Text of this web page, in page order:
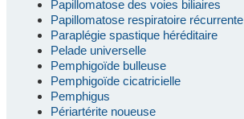
Papillomatose des voies biliaires
Papillomatose respiratoire récurrente
Paraplégie spastique héréditaire
Pelade universelle
Pemphigoïde bulleuse
Pemphigoïde cicatricielle
Pemphigus
Périartérite noueuse